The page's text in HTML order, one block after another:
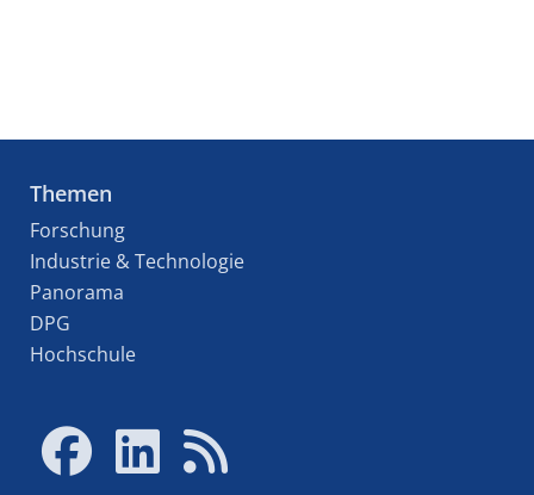
Themen
Forschung
Industrie & Technologie
Panorama
DPG
Hochschule